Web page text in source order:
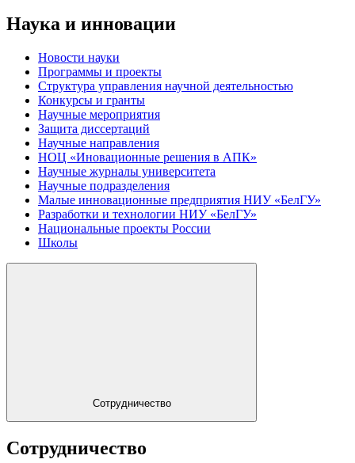
Наука и инновации
Новости науки
Программы и проекты
Структура управления научной деятельностью
Конкурсы и гранты
Научные мероприятия
Защита диссертаций
Научные направления
НОЦ «Иновационные решения в АПК»
Научные журналы университета
Научные подразделения
Малые инновационные предприятия НИУ «БелГУ»
Разработки и технологии НИУ «БелГУ»
Национальные проекты России
Школы
Сотрудничество
Сотрудничество